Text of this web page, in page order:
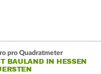
pro Quadratmeter
BAULAND IN HESSEN